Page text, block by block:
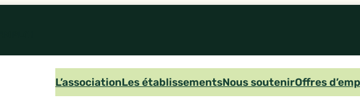
L’associationLes établissementsNous soutenirOffres